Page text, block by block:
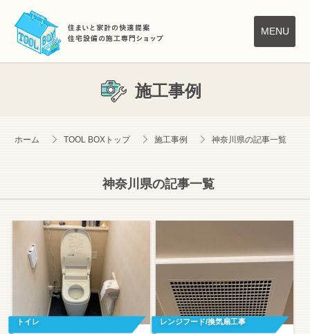
MENU
TOOLBOX ホーム
施工事例
数字で見るリクライム
リクライム ホーム
会社案内 採用情報
お知らせ お問合せ
施工事例
ホーム TOOL BOXトップ 施工事例 神奈川県の記事一覧
神奈川県の記事一覧
トイレ レンジフード/換気扇工事